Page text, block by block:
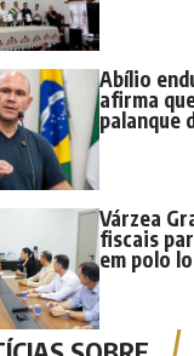
Abílio
afirma
palanque
Várzea
fiscais
em polo